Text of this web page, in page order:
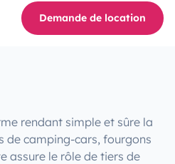
Demande de location
rendant simple et sûre la
de camping-cars, fourgons
assure le rôle de tiers de